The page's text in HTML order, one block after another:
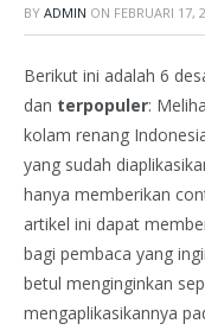
BY ADMIN ON FEBRUARI 17,
Berikut ini adalah 6
dan terpopuler:
kolam renang
yang sudah
hanya memberikan
artikel ini dapat
bagi pembaca yang
betul menginginkan
mengaplikasikannya